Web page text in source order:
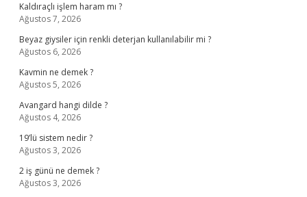
Kaldıraçlı işlem haram mı ?
Ağustos 7, 2026
Beyaz giysiler için renkli deterjan kullanılabilir mi ?
Ağustos 6, 2026
Kavmin ne demek ?
Ağustos 5, 2026
Avangard hangi dilde ?
Ağustos 4, 2026
19’lü sistem nedir ?
Ağustos 3, 2026
2 iş günü ne demek ?
Ağustos 3, 2026